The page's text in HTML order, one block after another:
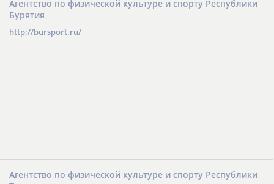
Агентство по физической культуре и спорту Республики
Бурятия
http://bursport.ru/
Агентство по физической культуре и спорту Республики